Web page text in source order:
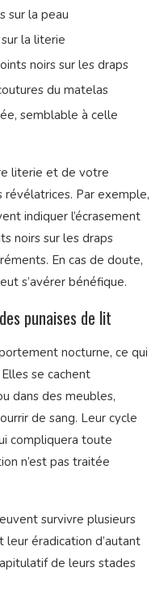
sur la peau
la literie
noirs sur les draps
du matelas
semblable à celle
literie et de votre
Par exemple,
indiquer l’écrasement
noirs sur les draps
En cas de doute,
s’avérer bénéfique.
punaises de lit
nocturne, ce qui
se cachent
dans des meubles,
de sang. Leur cycle
compliquera toute
n’est pas traitée
survivre plusieurs
leur éradication d’autant
de leurs stades